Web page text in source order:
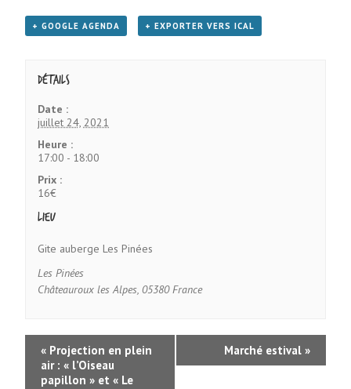
+ GOOGLE AGENDA + EXPORTER VERS ICAL
Détails
Date :
juillet 24, 2021
Heure :
17:00 - 18:00
Prix :
16€
Lieu
Gite auberge Les Pinées
Les Pinées
Châteauroux les Alpes, 05380 France
« Projection en plein
air : « l’Oiseau
papillon » et « Le
Marché estival »